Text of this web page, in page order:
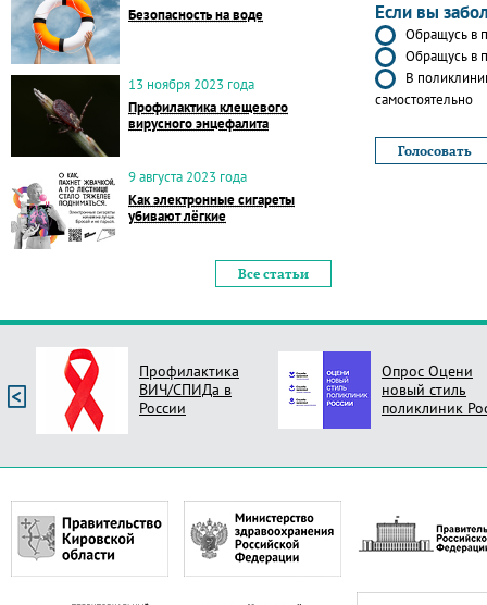
Безопасность на воде
13 ноября 2023 года
Профилактика клещевого
вирусного энцефалита
9 августа 2023 года
Как электронные сигареты
убивают лёгкие
Все статьи
Если вы
Обращусь в
Обращусь в
В
самостоятельно
Профилактика
ВИЧ/СПИДа в
России
Опрос Оцени
новый стиль
поликлиник